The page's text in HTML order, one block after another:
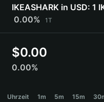
Bahasa Indonesia
ภาษาไทย
हिन्दी
Español
Português (Brasil)
IKEASHARK in USD: 1
0.00%
1T
$0.00
0.00%
Uhrzeit 1m 5m 15m